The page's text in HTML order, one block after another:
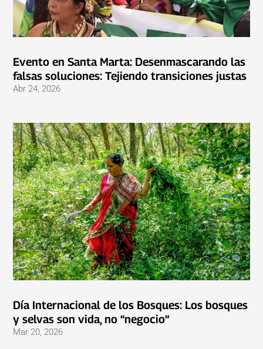
Evento en Santa Marta: Desenmascarando las
falsas soluciones: Tejiendo transiciones justas
Abr 24, 2026
Día Internacional de los Bosques: Los bosques
y selvas son vida, no “negocio”
Mar 20, 2026